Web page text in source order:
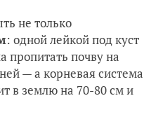
не только
: одной лейкой под куст
пропитать почву на
— а корневая система
в землю на 70-80 см и